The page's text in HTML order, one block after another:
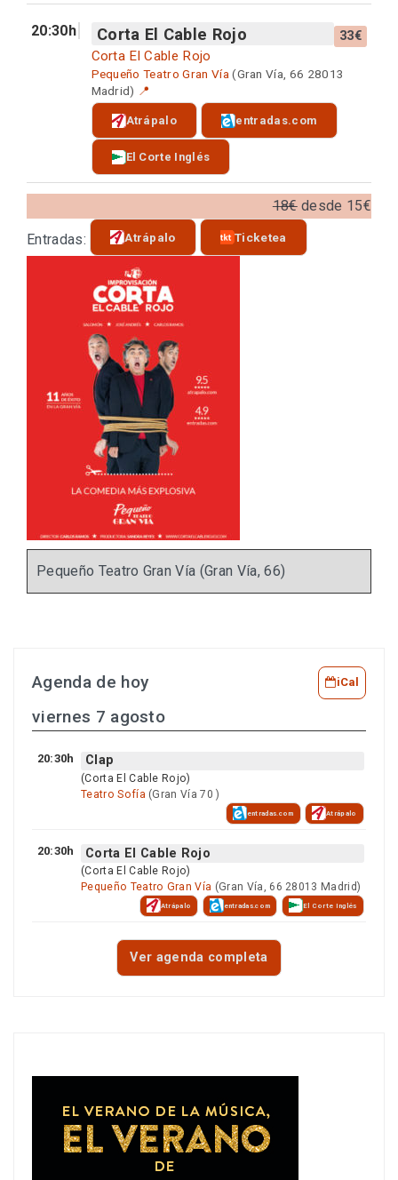
20:30h Corta El Cable Rojo 33€
Corta El Cable Rojo
Pequeño Teatro Gran Vía (Gran Vía, 66 28013
Madrid) 📍
Atrápalo entradas.com
El Corte Inglés
18€desde 15€
Entradas:
Atrápalo Ticketea
Pequeño Teatro Gran Vía (Gran Vía, 66)
Agenda de hoy iCal
viernes 7 agosto
20:30h Clap
(Corta El Cable Rojo)
Teatro Sofía (Gran Vía 70 )
entradas.com Atrápalo
20:30h Corta El Cable Rojo
(Corta El Cable Rojo)
Pequeño Teatro Gran Vía (Gran Vía, 66 28013 Madrid)
Atrápalo entradas.com El Corte Inglés
Ver agenda completa